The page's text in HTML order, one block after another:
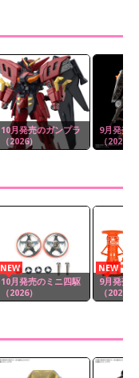
10月発売のガンプラ
（2026）
9月発売
（2026）
10月発売のミニ四駆
（2026）
NEW
9月発売
（2026）
NEW